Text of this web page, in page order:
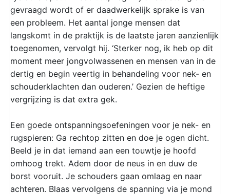
gevraagd wordt of er daadwerkelijk sprake is van
een probleem. Het aantal jonge mensen dat
langskomt in de praktijk is de laatste jaren aanzienlijk
toegenomen, vervolgt hij. ‘Sterker nog, ik heb op dit
moment meer jongvolwassenen en mensen van in de
dertig en begin veertig in behandeling voor nek- en
schouderklachten dan ouderen.’ Gezien de heftige
vergrijzing is dat extra gek.
Een goede ontspanningsoefeningen voor je nek- en
rugspieren: Ga rechtop zitten en doe je ogen dicht.
Beeld je in dat iemand aan een touwtje je hoofd
omhoog trekt. Adem door de neus in en duw de
borst vooruit. Je schouders gaan omlaag en naar
achteren. Blaas vervolgens de spanning via je mond